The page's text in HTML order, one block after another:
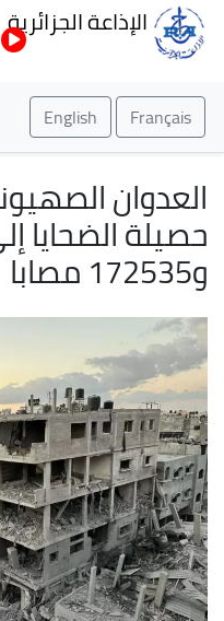
الإذاعة الجزائرية
Français
English
العدوان